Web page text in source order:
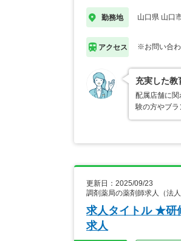
勤務地 山口県 山口
アクセス ※お問い合
充実した教
配属店舗に
験の方やブラ
更新日：2025/09/23
調剤薬局の薬剤師求人（法
求人タイトル ★研
求人